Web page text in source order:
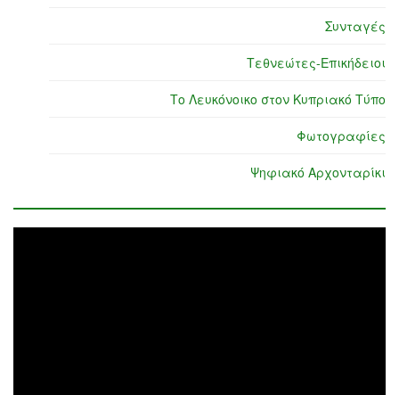
Συνταγές
Τεθνεώτες-Επικήδειοι
Το Λευκόνοικο στον Κυπριακό Τύπο
Φωτογραφίες
Ψηφιακό Αρχονταρίκι